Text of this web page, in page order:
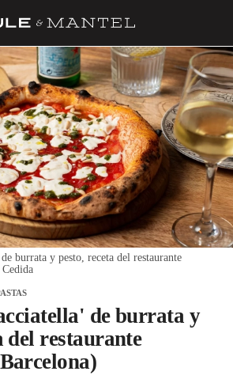
de burrata y
del restaurante
burrata y pesto, receta del restaurante